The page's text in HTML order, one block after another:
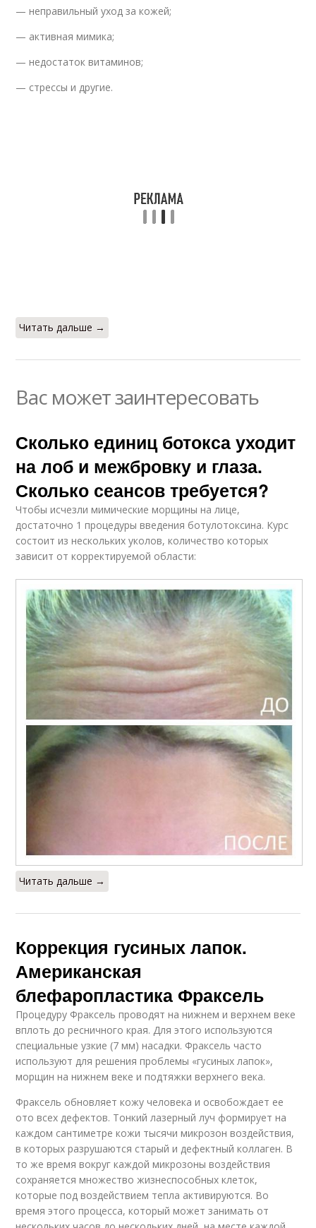
— неправильный уход за кожей;
— активная мимика;
— недостаток витаминов;
— стрессы и другие.
Читать дальше →
Вас может заинтересовать
Сколько единиц ботокса уходит
на лоб и межбровку и глаза.
Сколько сеансов требуется?
Чтобы исчезли мимические морщины на лице,
достаточно 1 процедуры введения ботулотоксина. Курс
состоит из нескольких уколов, количество которых
зависит от корректируемой области:
Читать дальше →
Коррекция гусиных лапок.
Американская
блефаропластика Фраксель
Процедуру Фраксель проводят на нижнем и верхнем веке
вплоть до ресничного края. Для этого используются
специальные узкие (7 мм) насадки. Фраксель часто
используют для решения проблемы «гусиных лапок»,
морщин на нижнем веке и подтяжки верхнего века.
Фраксель обновляет кожу человека и освобождает ее
ото всех дефектов. Тонкий лазерный луч формирует на
каждом сантиметре кожи тысячи микрозон воздействия,
в которых разрушаются старый и дефектный коллаген. В
то же время вокруг каждой микрозоны воздействия
сохраняется множество жизнеспособных клеток,
которые под воздействием тепла активируются. Во
время этого процесса, который может занимать от